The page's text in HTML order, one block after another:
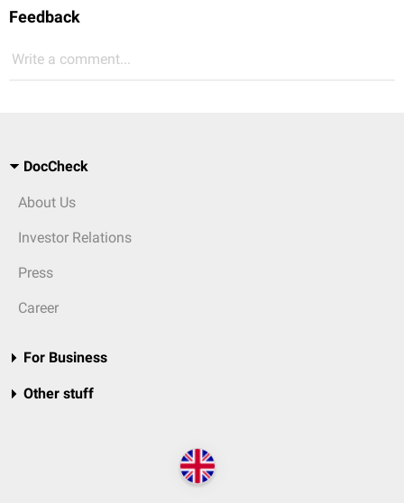
Feedback
Write a comment...
DocCheck
About Us
Investor Relations
Press
Career
For Business
Other stuff